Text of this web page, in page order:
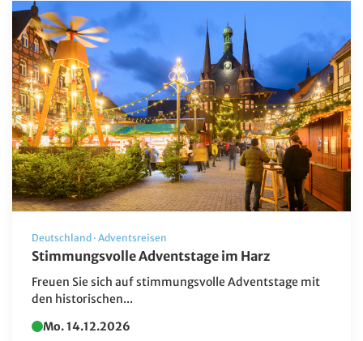
Zielgebiet
Albanien
Andorra
Barbados
Belgien
Botswana
Brasilien
China
Deutschland
Dänemark
Estland
Fahrt ins Blaue
Deutschland · Adventsreisen
Stimmungsvolle Adventstage im Harz
Freuen Sie sich auf stimmungsvolle Adventstage mit
den historischen...
Mo. 14.12.2026